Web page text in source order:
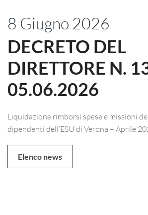
8 Giugno 2026
DECRETO DEL
DIRETTORE N.
05.06.2026
Liquidazione rimborsi spese e missioni
dipendenti dell’ESU di Verona – Aprile
Elenco news